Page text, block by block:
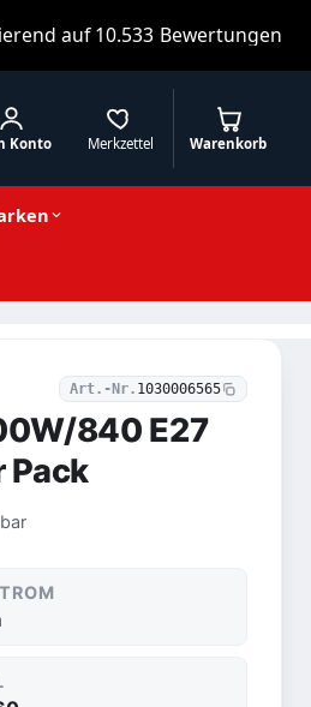
auf10.533 Bewertungen
Merkzettel
Konto Warenkorb
Art.-Nr. 1030006565
840 E27
Pack
In den Warenkorb